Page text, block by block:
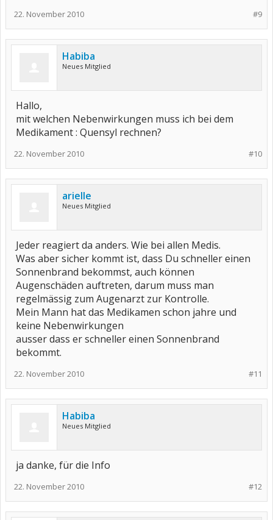
#9
22. November 2010
Habiba
Neues Mitglied
Hallo,
mit welchen Nebenwirkungen muss ich bei dem
Medikament : Quensyl rechnen?
#10
22. November 2010
arielle
Neues Mitglied
Jeder reagiert da anders. Wie bei allen Medis.
Was aber sicher kommt ist, dass Du schneller einen
Sonnenbrand bekommst, auch können
Augenschäden auftreten, darum muss man
regelmässig zum Augenarzt zur Kontrolle.
Mein Mann hat das Medikamen schon jahre und
keine Nebenwirkungen
ausser dass er schneller einen Sonnenbrand
bekommt.
#11
22. November 2010
Habiba
Neues Mitglied
ja danke, für die Info
#12
22. November 2010